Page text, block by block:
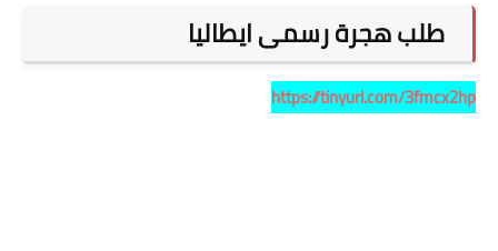
طلب هجرة رسمى ايطاليا
https://tinyurl.com/3fmcx2hp